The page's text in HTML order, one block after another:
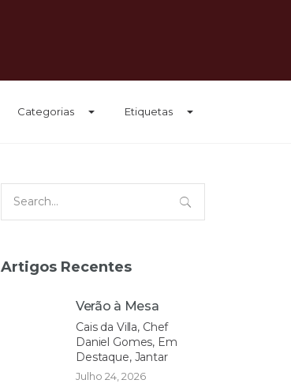
Categorias Etiquetas
for:
Artigos Recentes
Verão à Mesa
Cais da Villa, Chef
Daniel Gomes, Em
Destaque, Jantar
Julho 24, 2026